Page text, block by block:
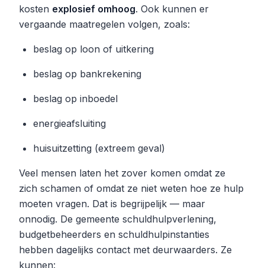
kosten explosief omhoog. Ook kunnen er
vergaande maatregelen volgen, zoals:
beslag op loon of uitkering
beslag op bankrekening
beslag op inboedel
energieafsluiting
huisuitzetting (extreem geval)
Veel mensen laten het zover komen omdat ze
zich schamen of omdat ze niet weten hoe ze hulp
moeten vragen. Dat is begrijpelijk — maar
onnodig. De gemeente schuldhulpverlening,
budgetbeheerders en schuldhulpinstanties
hebben dagelijks contact met deurwaarders. Ze
kunnen: